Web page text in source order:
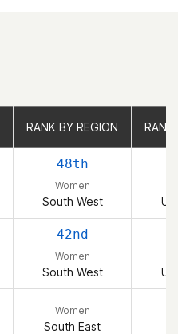
RANK BY REGION RANK
48th
Women
South West
42nd
Women
South West
Women
South East
RANK BY REGION RANK